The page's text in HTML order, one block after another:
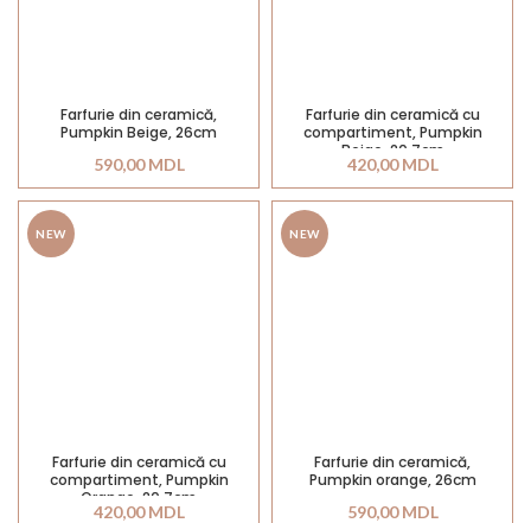
Farfurie din ceramică,
Pumpkin Beige, 26cm
590,00MDL
Farfurie din ceramică cu
compartiment, Pumpkin
Beige, 20,7cm
420,00MDL
NEW
Farfurie din ceramică cu
compartiment, Pumpkin
Orange, 20,7cm
420,00MDL
NEW
Farfurie din ceramică,
Pumpkin orange, 26cm
590,00MDL